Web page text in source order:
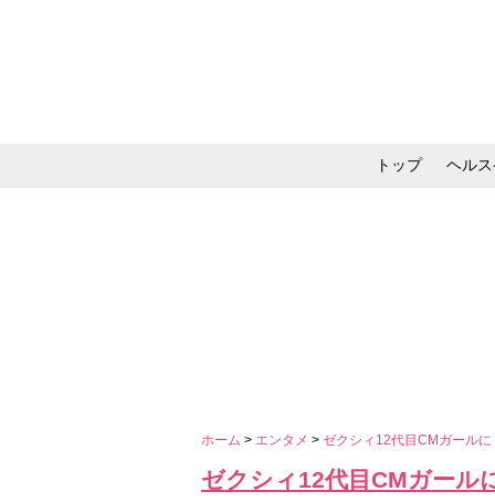
トップ ヘル
ホーム > エンタメ > ゼクシィ12代目CMガール
ゼクシィ12代目CMガー